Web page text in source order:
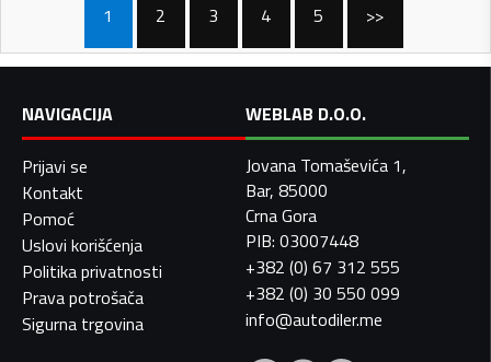
1 2 3 4 5 >>
NAVIGACIJA
Prijavi se
Kontakt
Pomoć
Uslovi korišćenja
Politika privatnosti
Prava potrošača
Sigurna trgovina
WEBLAB D.O.O.
Jovana Tomaševića 1,
Bar, 85000
Crna Gora
PIB: 03007448
+382 (0) 67 312 555
+382 (0) 30 550 099
info@autodiler.me